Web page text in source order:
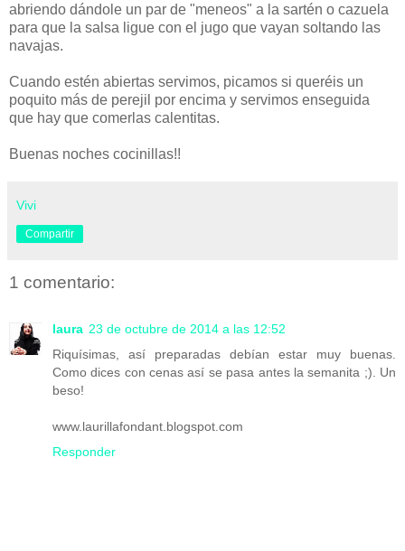
abriendo dándole un par de "meneos" a la sartén o cazuela
para que la salsa ligue con el jugo que vayan soltando las
navajas.
Cuando estén abiertas servimos, picamos si queréis un
poquito más de perejil por encima y servimos enseguida
que hay que comerlas calentitas.
Buenas noches cocinillas!!
Vivi
Compartir
1 comentario:
laura 23 de octubre de 2014 a las 12:52
Riquísimas, así preparadas debían estar muy buenas.
Como dices con cenas así se pasa antes la semanita ;). Un
beso!
www.laurillafondant.blogspot.com
Responder